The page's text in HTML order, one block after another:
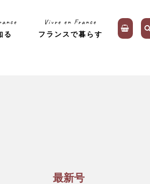
る
Vivre en France
フランスで暮らす
最新号